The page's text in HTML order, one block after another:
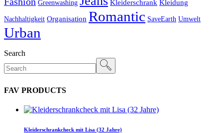
Greenwashing Kleiderschrank Kleidung
Nachhaltigkeit Organisation Romantic SaveEarth Umwelt
Urban
Search
FAV PRODUCTS
Kleiderschrankcheck mit Lisa (32 Jahre)